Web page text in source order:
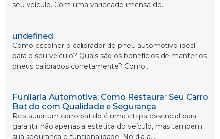
seu veículo. Com uma variedade imensa de...
undefined
Como escolher o calibrador de pneu automotivo ideal
para o seu veículo? Quais são os benefícios de manter os
pneus calibrados corretamente? Como...
Funilaria Automotiva: Como Restaurar Seu Carro
Batido com Qualidade e Segurança
Restaurar um carro batido é uma etapa essencial para
garantir não apenas a estética do veículo, mas também
sua segurança e funcionalidade. No dia a...